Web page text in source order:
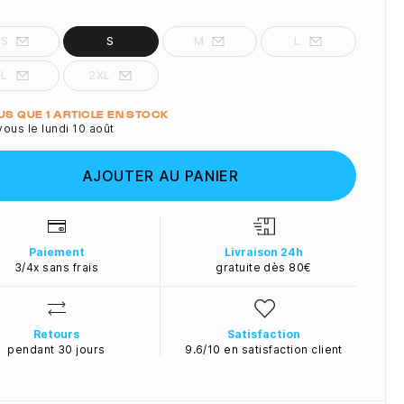
S M L
2XL
QUE 1 ARTICLE EN STOCK
le lundi 10 août
AJOUTER AU PANIER
Paiement
3/4x sans frais
Livraison 24h
gratuite dès 80€
Retours
pendant 30 jours
Satisfaction
9.6/10 en satisfaction client